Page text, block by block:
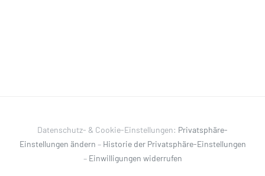
Datenschutz- & Cookie-Einstellungen: Privatsphäre-
Einstellungen ändern – Historie der Privatsphäre-Einstellungen
– Einwilligungen widerrufen